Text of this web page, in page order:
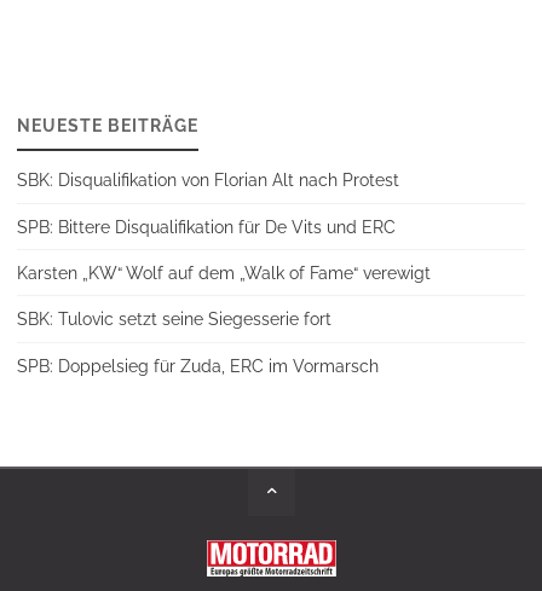
NEUESTE BEITRÄGE
SBK: Disqualifikation von Florian Alt nach Protest
SPB: Bittere Disqualifikation für De Vits und ERC
Karsten „KW“ Wolf auf dem „Walk of Fame“ verewigt
SBK: Tulovic setzt seine Siegesserie fort
SPB: Doppelsieg für Zuda, ERC im Vormarsch
Back